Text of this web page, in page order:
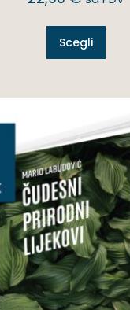
Scegli